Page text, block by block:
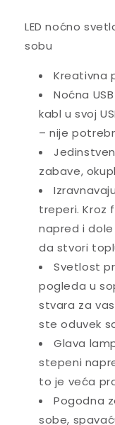
LED noćno
sobu
Kreativna
Noćna
kabl u svoj
– nije
zabave,
treperi. Kroz
napred i
da stvori
Svetlost
pogleda u
stvara za
ste oduvek
Glava
stepeni
to je veća
Pogodna
sobe,